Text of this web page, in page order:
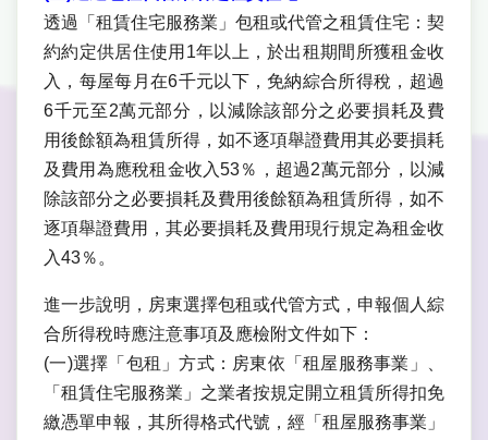
透過「租賃住宅服務業」包租或代管之租賃住宅：契
約約定供居住使用1年以上，於出租期間所獲租金收
入，每屋每月在6千元以下，免納綜合所得稅，超過
6千元至2萬元部分，以減除該部分之必要損耗及費
用後餘額為租賃所得，如不逐項舉證費用其必要損耗
及費用為應稅租金收入53％，超過2萬元部分，以減
除該部分之必要損耗及費用後餘額為租賃所得，如不
逐項舉證費用，其必要損耗及費用現行規定為租金收
入43％。
進一步說明，房東選擇包租或代管方式，申報個人綜
合所得稅時應注意事項及應檢附文件如下：
(一)選擇「包租」方式：房東依「租屋服務事業」、
「租賃住宅服務業」之業者按規定開立租賃所得扣免
繳憑單申報，其所得格式代號，經「租屋服務事業」